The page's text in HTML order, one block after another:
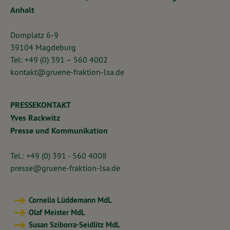
Anhalt
Domplatz 6-9
39104 Magdeburg
Tel: +49 (0) 391 – 560 4002
kontakt@gruene-fraktion-lsa.de
PRESSEKONTAKT
Yves Rackwitz
Presse und Kommunikation
Tel.: +49 (0) 391 - 560 4008
presse@gruene-fraktion-lsa.de
Cornelia Lüddemann MdL
Olaf Meister MdL
Susan Sziborra-Seidlitz MdL